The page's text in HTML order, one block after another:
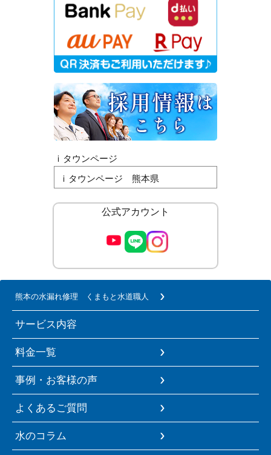
ｉタウンページ
ｉタウンページ 熊本県
公式アカウント
熊本の水漏れ修理 くまもと水道職人
サービス内容
料金一覧
事例・お客様の声
よくあるご質問
水のコラム